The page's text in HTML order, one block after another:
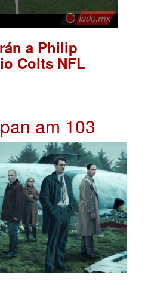
a Philip
Colts NFL
am 103